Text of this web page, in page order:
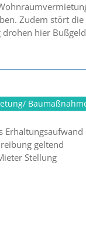
Zudem stört die
hier
Erhaltungsaufwand
geltend
Stellung